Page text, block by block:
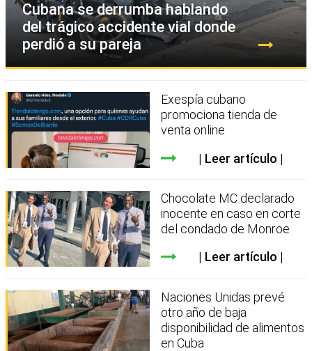
Cubana se derrumba hablando
del trágico accidente vial donde
perdió a su pareja
Exespía cubano
promociona tienda de
venta online
Leer artículo
Chocolate MC declarado
inocente en caso en corte
del condado de Monroe
Leer artículo
Naciones Unidas prevé
otro año de baja
disponibilidad de alimentos
en Cuba